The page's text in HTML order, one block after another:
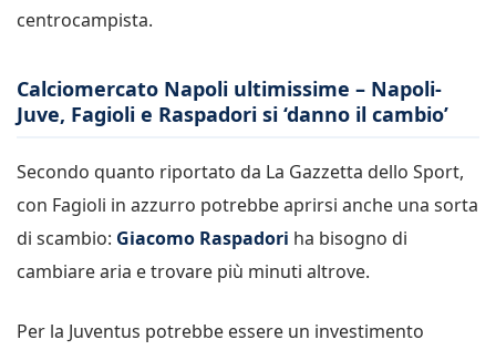
centrocampista.
Calciomercato Napoli ultimissime – Napoli-
Juve, Fagioli e Raspadori si ‘danno il cambio’
Secondo quanto riportato da La Gazzetta dello Sport,
con Fagioli in azzurro potrebbe aprirsi anche una sorta
di scambio: Giacomo Raspadori ha bisogno di
cambiare aria e trovare più minuti altrove.
Per la Juventus potrebbe essere un investimento